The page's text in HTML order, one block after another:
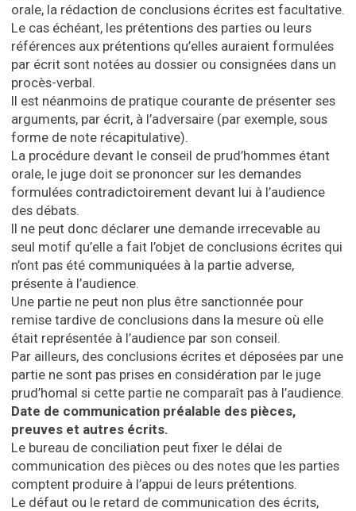
orale, la rédaction de conclusions écrites est facultative.
Le cas échéant, les prétentions des parties ou leurs
références aux prétentions qu’elles auraient formulées
par écrit sont notées au dossier ou consignées dans un
procès-verbal.
Il est néanmoins de pratique courante de présenter ses
arguments, par écrit, à l’adversaire (par exemple, sous
forme de note récapitulative).
La procédure devant le conseil de prud’hommes étant
orale, le juge doit se prononcer sur les demandes
formulées contradictoirement devant lui à l’audience
des débats.
Il ne peut donc déclarer une demande irrecevable au
seul motif qu’elle a fait l’objet de conclusions écrites qui
n’ont pas été communiquées à la partie adverse,
présente à l’audience.
Une partie ne peut non plus être sanctionnée pour
remise tardive de conclusions dans la mesure où elle
était représentée à l’audience par son conseil.
Par ailleurs, des conclusions écrites et déposées par une
partie ne sont pas prises en considération par le juge
prud’homal si cette partie ne comparaît pas à l’audience.
Date de communication préalable des pièces,
preuves et autres écrits.
Le bureau de conciliation peut fixer le délai de
communication des pièces ou des notes que les parties
comptent produire à l’appui de leurs prétentions.
Le défaut ou le retard de communication des écrits,